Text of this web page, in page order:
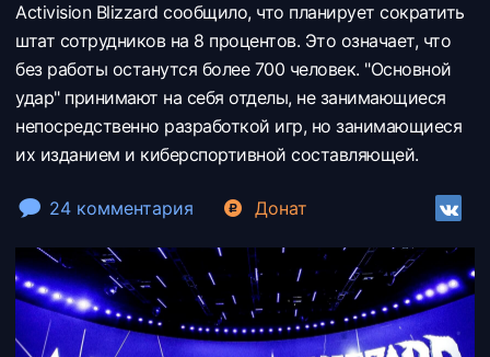
Activision Blizzard сообщило, что планирует сократить
штат сотрудников на 8 процентов. Это означает, что
без работы останутся более 700 человек. "Основной
удар" принимают на себя отделы, не занимающиеся
непосредственно разработкой игр, но занимающиеся
их изданием и киберспортивной составляющей.
24 комментария Донат